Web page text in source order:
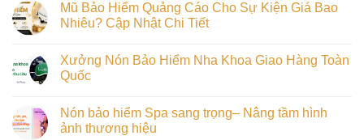
Mũ Bảo Hiểm Quảng Cáo Cho Sự Kiện Giá Bao
Nhiêu? Cập Nhật Chi Tiết
Xưởng Nón Bảo Hiểm Nha Khoa Giao Hàng Toàn
Quốc
Nón bảo hiểm Spa sang trọng– Nâng tầm hình
ảnh thương hiệu